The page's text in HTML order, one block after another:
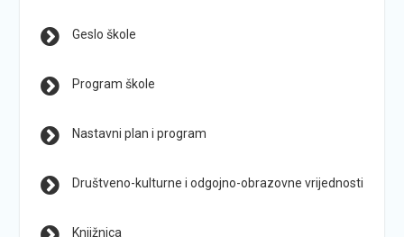
Geslo škole
Program škole
Nastavni plan i program
Društveno-kulturne i odgojno-obrazovne vrijednosti
Knjižnica